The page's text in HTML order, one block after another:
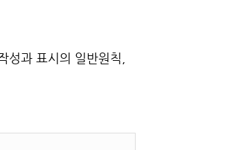
성과 표시의 일반원칙,